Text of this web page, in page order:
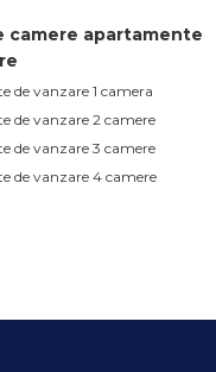
camere apartamente
de vanzare 1 camera
de vanzare 2 camere
de vanzare 3 camere
de vanzare 4 camere